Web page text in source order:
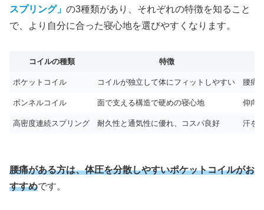
スプリング」 の3種類があり、それぞれの特徴を知ること
で、より自分に合った寝心地を選びやすくなります。
コイルの種類 特徴
ポケットコイル コイルが独立して体にフィットしやすい 腰痛
ボンネルコイル 面で支える構造で硬めの寝心地 仰向
高密度連続スプリング 耐久性と通気性に優れ、コスパ良好 汗を
腰痛がある方は、体圧を分散しやすいポケットコイルがお
すすめです。